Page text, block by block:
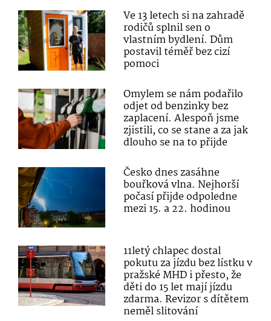
Ve 13 letech si na zahradě
rodičů splnil sen o
vlastním bydlení. Dům
postavil téměř bez cizí
pomoci
Omylem se nám podařilo
odjet od benzinky bez
zaplacení. Alespoň jsme
zjistili, co se stane a za jak
dlouho se na to přijde
Česko dnes zasáhne
bouřková vlna. Nejhorší
počasí přijde odpoledne
mezi 15. a 22. hodinou
11letý chlapec dostal
pokutu za jízdu bez lístku v
pražské MHD i přesto, že
děti do 15 let mají jízdu
zdarma. Revizor s dítětem
neměl slitování